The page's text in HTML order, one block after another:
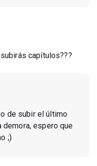
capítulos???
de subir el último
demora, espero que
;)